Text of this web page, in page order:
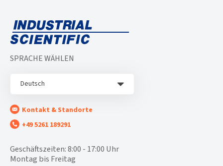
SPRACHE WÄHLEN
Deutsch
Kontakt & Standorte
+49 5261 189291
Geschäftszeiten: 8:00 - 17:00 Uhr
Montag bis Freitag